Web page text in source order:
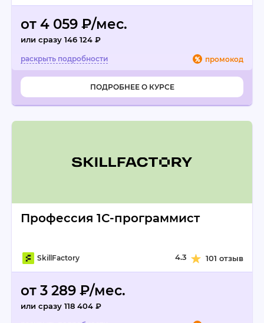
от 4 059 ₽/мес.
или сразу 146 124 ₽
промокод
ПОДРОБНЕЕ О КУРСЕ
Профессия 1С-программист
SkillFactory 4.3 101 отзыв
от 3 289 ₽/мес.
или сразу 118 404 ₽